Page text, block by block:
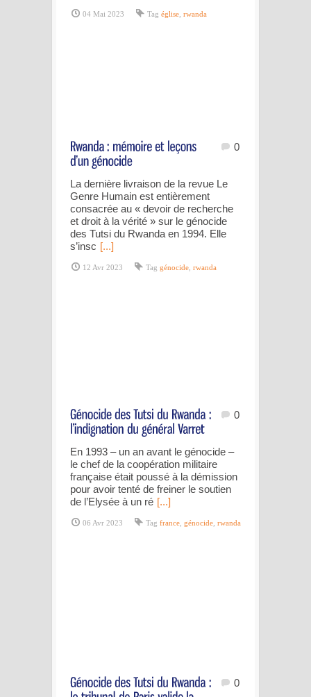
04 Mai 2023 Tag église, rwanda
0
La dernière livraison de la revue Le
Genre Humain est entièrement
consacrée au « devoir de recherche
et droit à la vérité » sur le génocide
des Tutsi du Rwanda en 1994. Elle
s’insc [...]
12 Avr 2023 Tag génocide rwanda
0
En 1993 – un an avant le génocide –
le chef de la coopération militaire
française était poussé à la démission
pour avoir tenté de freiner le soutien
de l’Elysée à un ré [...]
06 Avr 2023 Tag france génocide rwanda
0